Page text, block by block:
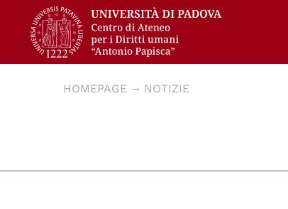
HOMEPAGE NOTIZIE